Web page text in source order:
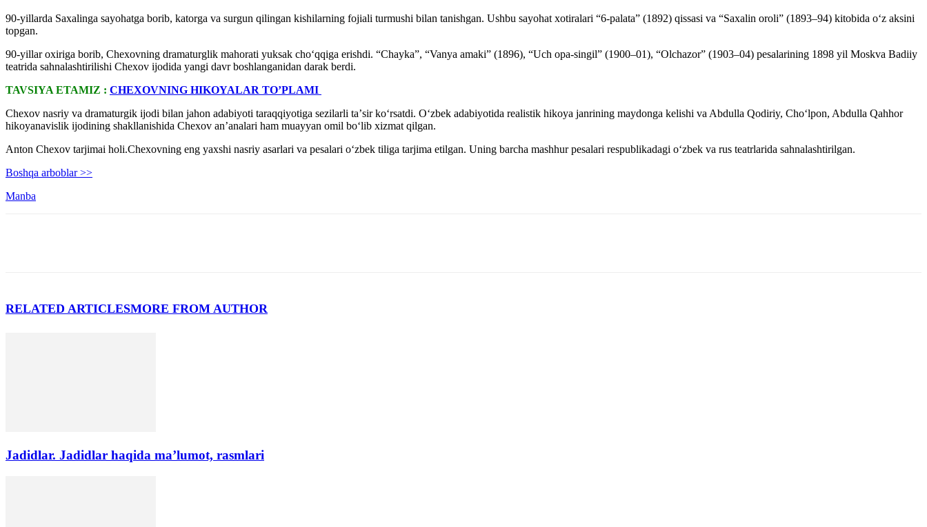
90-yillarda Saxalinga sayohatga borib, katorga va surgun qilingan kishilarning fojiali turmushi bilan tanishgan. Ushbu sayohat xotiralari “6-palata” (1892) qissasi va “Saxalin oroli” (1893–94) kitobida oʻz aksini
topgan.
90-yillar oxiriga borib, Chexovning dramaturglik mahorati yuksak choʻqqiga erishdi. “Chayka”, “Vanya amaki” (1896), “Uch opa-singil” (1900–01), “Olchazor” (1903–04) pesalarining 1898 yil Moskva Badiiy
teatrida sahnalashtirilishi Chexov ijodida yangi davr boshlanganidan darak berdi.
TAVSIYA ETAMIZ : CHEXOVNING HIKOYALAR TO’PLAMI
Chexov nasriy va dramaturgik ijodi bilan jahon adabiyoti taraqqiyotiga sezilarli taʼsir koʻrsatdi. Oʻzbek adabiyotida realistik hikoya janrining maydonga kelishi va Abdulla Qodiriy, Choʻlpon, Abdulla Qahhor
hikoyanavislik ijodining shakllanishida Chexov anʼanalari ham muayyan omil boʻlib xizmat qilgan.
Anton Chexov tarjimai holi.Chexovning eng yaxshi nasriy asarlari va pesalari oʻzbek tiliga tarjima etilgan. Uning barcha mashhur pesalari respublikadagi oʻzbek va rus teatrlarida sahnalashtirilgan.
Boshqa arboblar >>
Manba
RELATED ARTICLESMORE FROM AUTHOR
Jadidlar. Jadidlar haqida ma’lumot, rasmlari